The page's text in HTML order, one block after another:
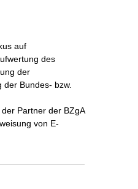
auf
des
der
Bundes- bzw.
Partner der BZgA
von E-